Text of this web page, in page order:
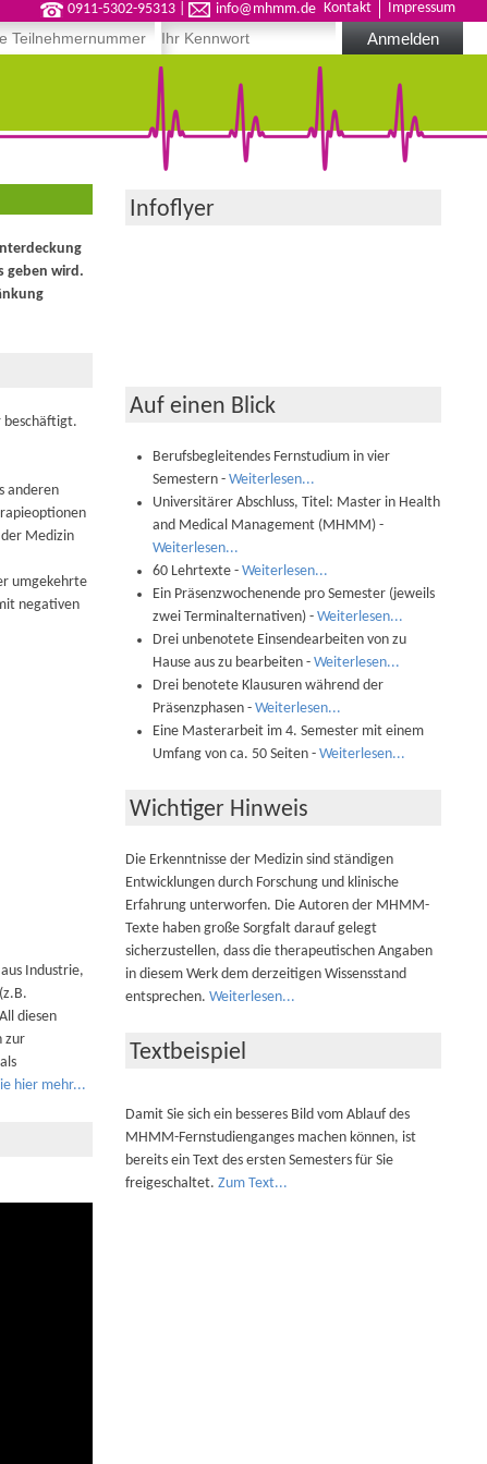
0911-5302-95313 info@mhmm.de Kontakt Impressum
Infoflyer
Auf einen Blick
Berufsbegleitendes Fernstudium in vier
Semestern -Weiterlesen...
Universitärer Abschluss, Titel: Master in Health
and Medical Management (MHMM) -
Weiterlesen...
60 Lehrtexte -Weiterlesen...
Ein Präsenzwochenende pro Semester (jeweils
zwei Terminalternativen) -Weiterlesen...
Drei unbenotete Einsendearbeiten von zu
Hause aus zu bearbeiten -Weiterlesen...
Drei benotete Klausuren während der
Präsenzphasen -Weiterlesen...
Eine Masterarbeit im 4. Semester mit einem
Umfang von ca. 50 Seiten -Weiterlesen...
Wichtiger Hinweis
Die Erkenntnisse der Medizin sind ständigen
Entwicklungen durch Forschung und klinische
Erfahrung unterworfen. Die Autoren der MHMM-
Texte haben große Sorgfalt darauf gelegt
sicherzustellen, dass die therapeutischen Angaben
in diesem Werk dem derzeitigen Wissensstand
entsprechen. Weiterlesen...
Textbeispiel
Damit Sie sich ein besseres Bild vom Ablauf des
MHMM-Fernstudienganges machen können, ist
bereits ein Text des ersten Semesters für Sie
freigeschaltet. Zum Text...
geben wird.
beschäftigt.
anderen
Medizin
umgekehrte
negativen
Industrie,
diesen
zur
hier mehr...